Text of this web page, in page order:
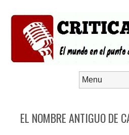
EL NOMBRE ANTIGUO DE